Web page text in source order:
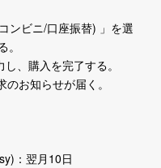
ンビニ/口座振替) 」を選
、購入を完了する。
お知らせが届く。
：翌月10日